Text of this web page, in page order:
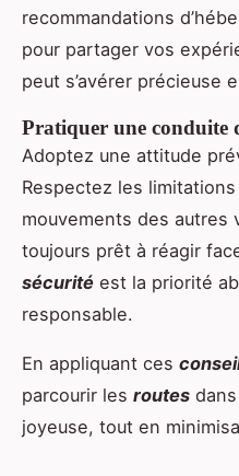
recommandations
pour partager vos
peut s’avérer précieuse
Pratiquer une conduite
Adoptez une attitude
Respectez les
mouvements des autres
toujours prêt à réagir
sécurité est la priorité
responsable.
En appliquant ces
parcourir les routes
joyeuse, tout en